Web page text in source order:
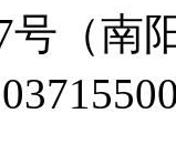
号（南